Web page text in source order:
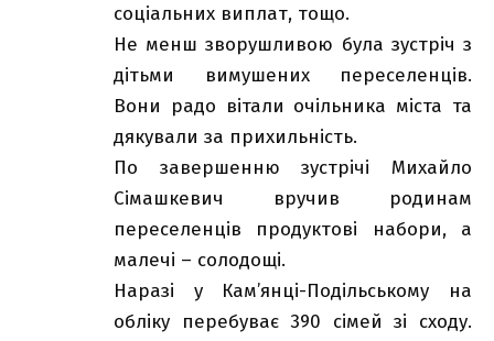
соціальних виплат, тощо.
Не менш зворушливою була зустріч з
дітьми вимушених переселенців.
Вони радо вітали очільника міста та
дякували за прихильність.
По завершенню зустрічі Михайло
Сімашкевич вручив родинам
переселенців продуктові набори, а
малечі – солодощі.
Наразі у Кам’янці-Подільському на
обліку перебуває 390 сімей зі сходу.